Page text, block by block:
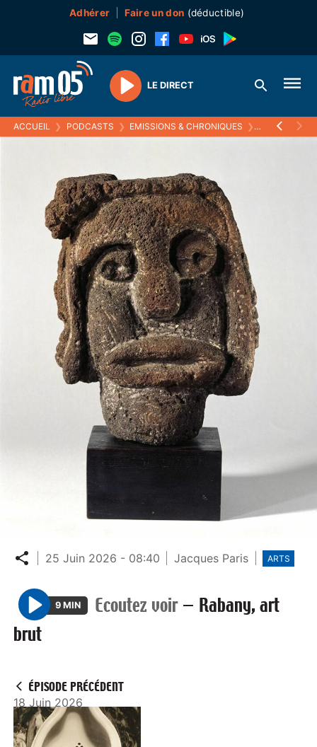
Adhérer Faire un don (déductible)
Play
LE DIRECT
ACCUEIL ❯ PODCASTS ❯ EMISSIONS & CHRONIQUES ❯ ECOUTEZ
Partager
25 Juin 2026 - 08:40 Jacques Paris ARTS
P
l
9 MIN Ecoutez voir— Rabany, art
brut
ÉPISODE PRÉCÉDENT
18 Juin 2026